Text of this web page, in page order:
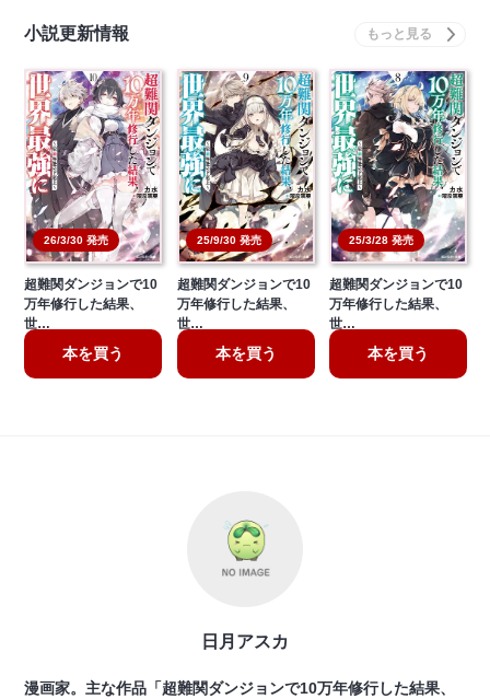
小説更新情報
26/3/30 発売
超難関ダンジョンで10
万年修行した結果、
世…
本を買う
25/9/30 発売
超難関ダンジョンで10
万年修行した結果、
世…
本を買う
25/3/28 発売
超難関ダンジョンで10
万年修行した結果、
世…
本を買う
日月アスカ
漫画家。主な作品「超難関ダンジョンで10万年修行した結果、